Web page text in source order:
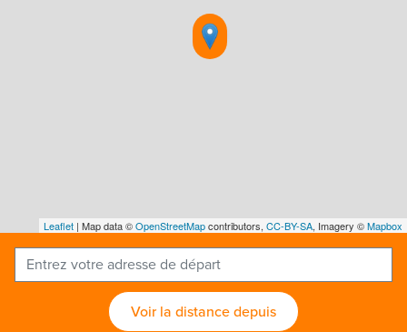
Leaflet | Map data ©OpenStreetMapcontributors, CC-BY-SA, Imagery ©Mapbox
Voir la distance depuis